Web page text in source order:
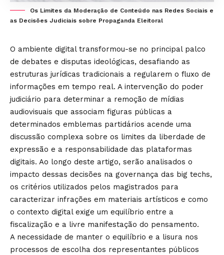
Os Limites da Moderação de Conteúdo nas Redes Sociais e
as Decisões Judiciais sobre Propaganda Eleitoral
O ambiente digital transformou-se no principal palco
de debates e disputas ideológicas, desafiando as
estruturas jurídicas tradicionais a regularem o fluxo de
informações em tempo real. A intervenção do poder
judiciário para determinar a remoção de mídias
audiovisuais que associam figuras públicas a
determinados emblemas partidários acende uma
discussão complexa sobre os limites da liberdade de
expressão e a responsabilidade das plataformas
digitais. Ao longo deste artigo, serão analisados o
impacto dessas decisões na governança das big techs,
os critérios utilizados pelos magistrados para
caracterizar infrações em materiais artísticos e como
o contexto digital exige um equilíbrio entre a
fiscalização e a livre manifestação do pensamento.
A necessidade de manter o equilíbrio e a lisura nos
processos de escolha dos representantes públicos